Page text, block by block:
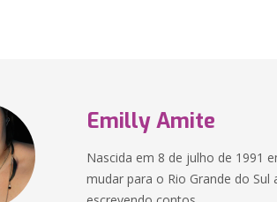
Emilly Amite
Nascida em 8 de julho de 1991
mudar para o Rio Grande do